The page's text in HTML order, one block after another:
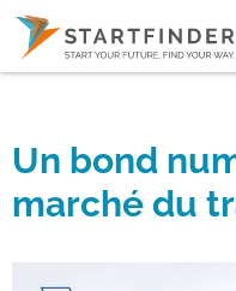
Un bond
marché du